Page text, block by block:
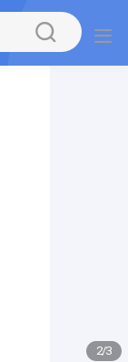
2/3